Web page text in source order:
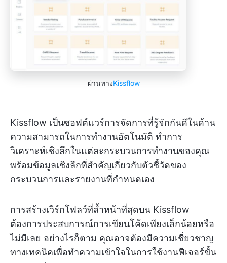
ผ่านทางKissflow
Kissflow เป็นซอฟต์แวร์การจัดการที่รู้จักกันดีในด้าน
ความสามารถในการทำงานอัตโนมัติ ทำการ
วิเคราะห์เชิงลึกในแต่ละกระบวนการทำงานของคุณ
พร้อมข้อมูลเชิงลึกที่สำคัญเกี่ยวกับตัวชี้วัดของ
กระบวนการและรายงานที่กำหนดเอง
การสร้างเวิร์กโฟลว์ที่ล้ำหน้าที่สุดบน Kissflow
ต้องการประสบการณ์การเขียนโค้ดเพียงเล็กน้อยหรือ
ไม่มีเลย อย่างไรก็ตาม คุณอาจต้องมีความเชี่ยวชาญ
ทางเทคนิคเพื่อทำความเข้าใจในการใช้งานฟีเจอร์ขั้น